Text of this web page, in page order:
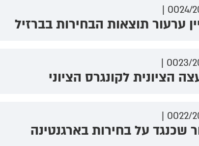
ערעור תוצאות הבחירות בברזיל
הציונית לקונגרס הציוני
שכנגד על בחירות בארגנטינה